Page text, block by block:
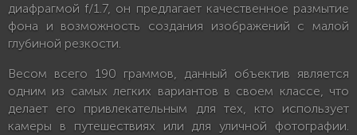
диафрагмой f/1.7, он предлагает качественное размытие
фона и возможность создания изображений с малой
глубиной резкости.
Весом всего 190 граммов, данный объектив является
одним из самых легких вариантов в своем классе, что
делает его привлекательным для тех, кто использует
камеры в путешествиях или для уличной фотографии.